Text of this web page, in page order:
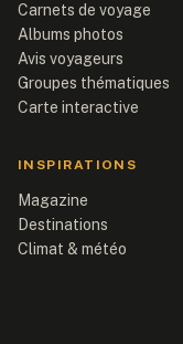
Carnets de voyage
Albums photos
Avis voyageurs
Groupes thématiques
Carte interactive
INSPIRATIONS
Magazine
Destinations
Climat & météo